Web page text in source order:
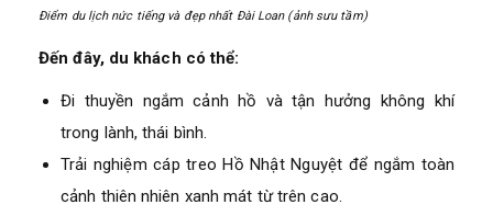
Điểm du lịch nức tiếng và đẹp nhất Đài Loan (ảnh sưu tầm)
Đến đây, du khách có thể:
Đi thuyền ngắm cảnh hồ và tận hưởng không khí
trong lành, thái bình.
Trải nghiệm cáp treo Hồ Nhật Nguyệt để ngắm toàn
cảnh thiên nhiên xanh mát từ trên cao.